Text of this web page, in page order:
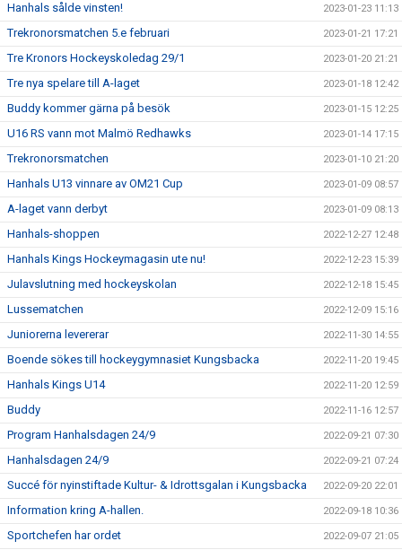
Hanhals sålde vinsten! 2023-01-23 11:13
Trekronorsmatchen 5.e februari 2023-01-21 17:21
Tre Kronors Hockeyskoledag 29/1 2023-01-20 21:21
Tre nya spelare till A-laget 2023-01-18 12:42
Buddy kommer gärna på besök 2023-01-15 12:25
U16 RS vann mot Malmö Redhawks 2023-01-14 17:15
Trekronorsmatchen 2023-01-10 21:20
Hanhals U13 vinnare av OM21 Cup 2023-01-09 08:57
A-laget vann derbyt 2023-01-09 08:13
Hanhals-shoppen 2022-12-27 12:48
Hanhals Kings Hockeymagasin ute nu! 2022-12-23 15:39
Julavslutning med hockeyskolan 2022-12-18 15:45
Lussematchen 2022-12-09 15:16
Juniorerna levererar 2022-11-30 14:55
Boende sökes till hockeygymnasiet Kungsbacka 2022-11-20 19:45
Hanhals Kings U14 2022-11-20 12:59
Buddy 2022-11-16 12:57
Program Hanhalsdagen 24/9 2022-09-21 07:30
Hanhalsdagen 24/9 2022-09-21 07:24
Succé för nyinstiftade Kultur- & Idrottsgalan i Kungsbacka 2022-09-20 22:01
Information kring A-hallen. 2022-09-18 10:36
Sportchefen har ordet 2022-09-07 21:05